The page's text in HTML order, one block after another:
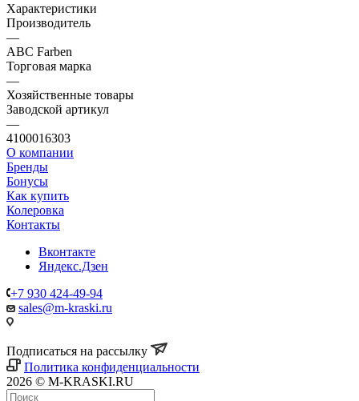
Характеристики
Производитель
—
ABC Farben
Торговая марка
—
Хозяйственные товары
Заводской артикул
—
4100016303
О компании
Бренды
Бонусы
Как купить
Колеровка
Контакты
Вконтакте
Яндекс.Дзен
+7 930 424-49-94
sales@m-kraski.ru
Подписаться на рассылку
Политика конфиденциальности
2026 © M-KRASKI.RU